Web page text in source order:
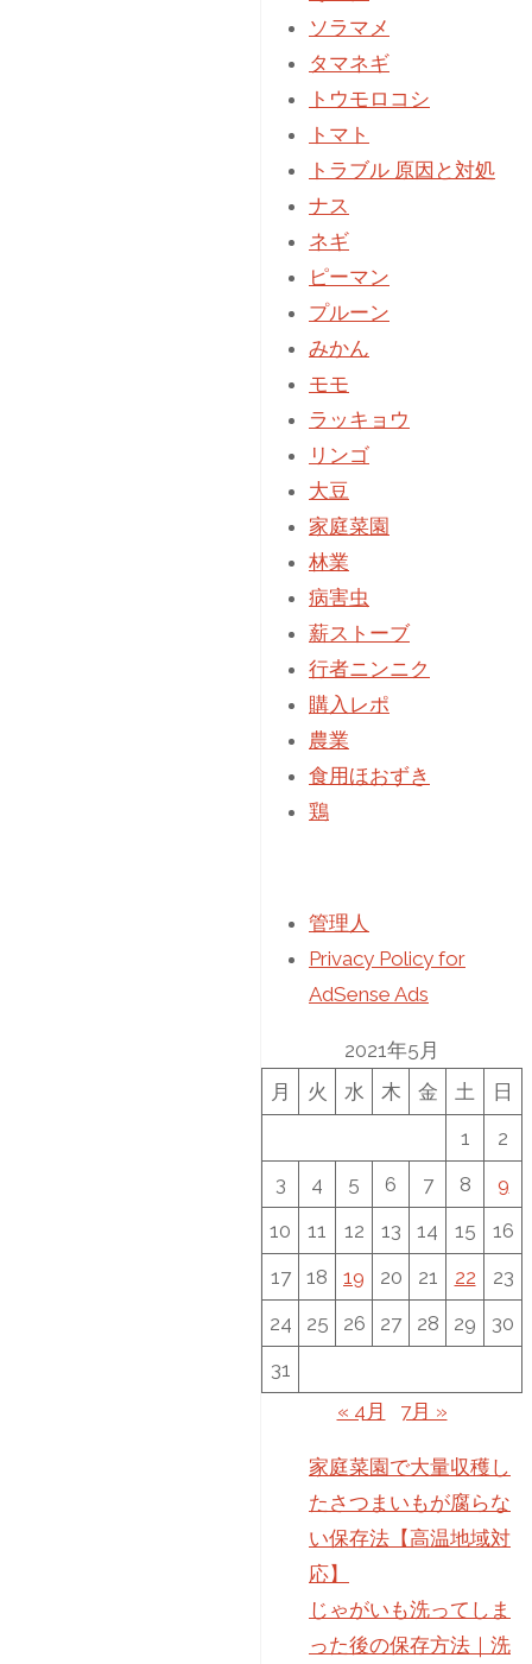
ソラマメ
タマネギ
トウモロコシ
トマト
トラブル 原因と対処
ナス
ネギ
ピーマン
プルーン
みかん
モモ
ラッキョウ
リンゴ
大豆
家庭菜園
林業
病害虫
薪ストーブ
行者ニンニク
購入レポ
農業
食用ほおずき
鶏
管理人
Privacy Policy for
AdSense Ads
2021年5月
月
火 水 木 金 土
日
1
2
3
4 5 6 7 8
9
10
11 12 13 14 15
16
17
18 19 20 21 22
23
24
25 26 27 28 29
30
31
« 4月
7月 »
家庭菜園で大量収穫し
たさつまいもが腐らな
い保存法【高温地域対
応】
じゃがいも洗ってしま
った後の保存方法｜洗